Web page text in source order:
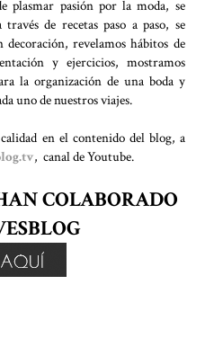
plasmar pasión por la moda, se
de recetas paso a paso, se
decoración, revelamos hábitos de
y ejercicios, mostramos
la organización de una boda y
uno de nuestros viajes.
en el contenido del blog, a
, canal de Youtube.
COLABORADO